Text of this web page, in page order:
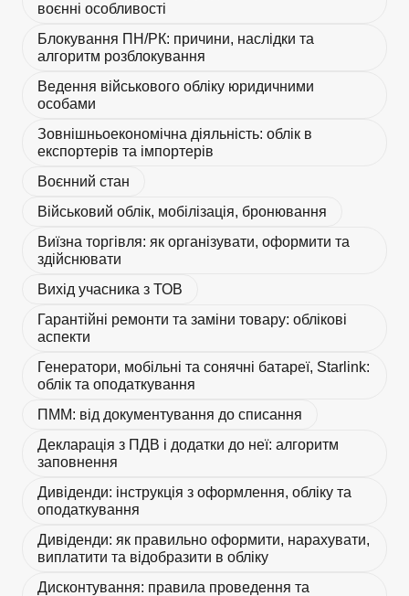
воєнні особливості
Блокування ПН/РК: причини, наслідки та
алгоритм розблокування
Ведення військового обліку юридичними
особами
Зовнішньоекономічна діяльність: облік в
експортерів та імпортерів
Воєнний стан
Військовий облік, мобілізація, бронювання
Виїзна торгівля: як організувати, оформити та
здійснювати
Вихід учасника з ТОВ
Гарантійні ремонти та заміни товару: облікові
аспекти
Генератори, мобільні та сонячні батареї, Starlink:
облік та оподаткування
ПММ: від документування до списання
Декларація з ПДВ і додатки до неї: алгоритм
заповнення
Дивіденди: інструкція з оформлення, обліку та
оподаткування
Дивіденди: як правильно оформити, нарахувати,
виплатити та відобразити в обліку
Дисконтування: правила проведення та